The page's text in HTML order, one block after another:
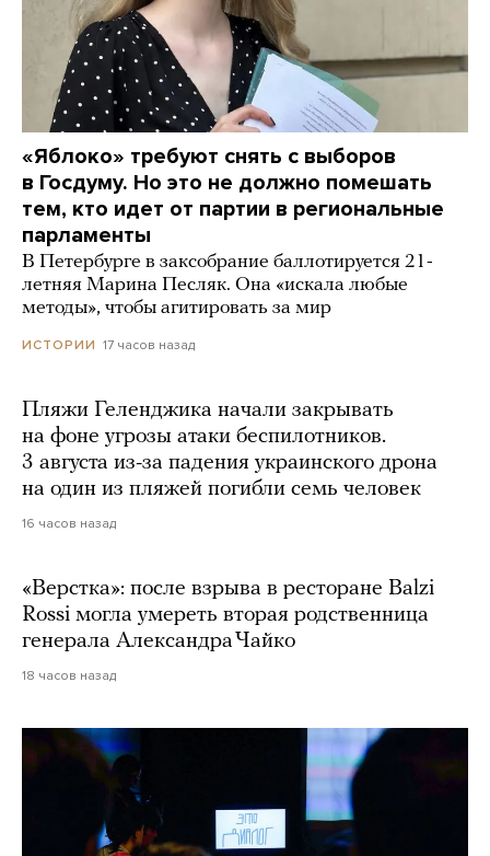
«Яблоко» требуют снять с выборов
в Госдуму. Но это не должно помешать
тем, кто идет от партии в региональные
парламенты
В Петербурге в заксобрание баллотируется 21-
летняя Марина Песляк. Она «искала любые
методы», чтобы агитировать за мир
ИСТОРИИ 17 часов назад
Пляжи Геленджика начали закрывать
на фоне угрозы атаки беспилотников.
3 августа из-за падения украинского дрона
на один из пляжей погибли семь человек
16 часов назад
«Верстка»: после взрыва в ресторане Balzi
Rossi могла умереть вторая родственница
генерала Александра Чайко
18 часов назад